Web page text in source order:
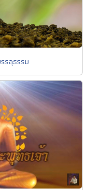
รลุธรรม